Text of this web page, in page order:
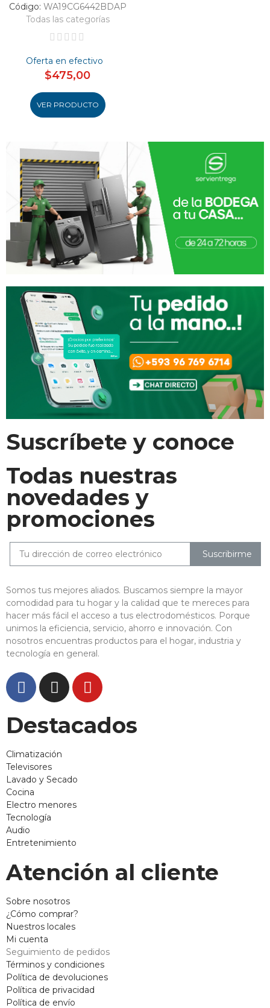
Código: WA19CG6442BDAP
Todas las categorías
Oferta en efectivo
$475,00
VER PRODUCTO
Suscríbete y conoce
Todas nuestras
novedades y
promociones
Suscribirme
Somos tus mejores aliados. Buscamos siempre la mayor
comodidad para tu hogar y la calidad que te mereces para
hacer más fácil el acceso a tus electrodomésticos. Porque
unimos la eficiencia, servicio, ahorro e innovación. Con
nosotros encuentras productos para el hogar, industria y
tecnología en general.
Destacados
Climatización
Televisores
Lavado y Secado
Cocina
Electro menores
Tecnología
Audio
Entretenimiento
Atención al cliente
Sobre nosotros
¿Cómo comprar?
Nuestros locales
Mi cuenta
Seguimiento de pedidos
Términos y condiciones
Política de devoluciones
Política de privacidad
Política de envío